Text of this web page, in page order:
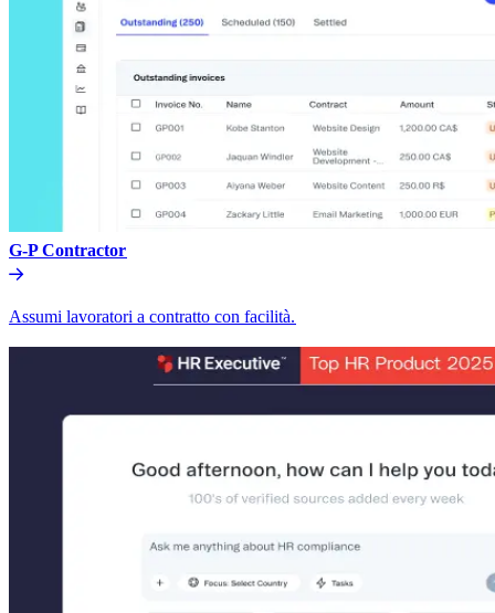
G-P Contractor​​
Assumi lavoratori a contratto con facilità.​​